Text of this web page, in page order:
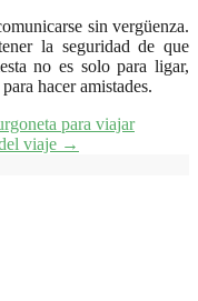
sin vergüenza.
la seguridad de que
no es solo para ligar,
hacer amistades.
para viajar
viaje →